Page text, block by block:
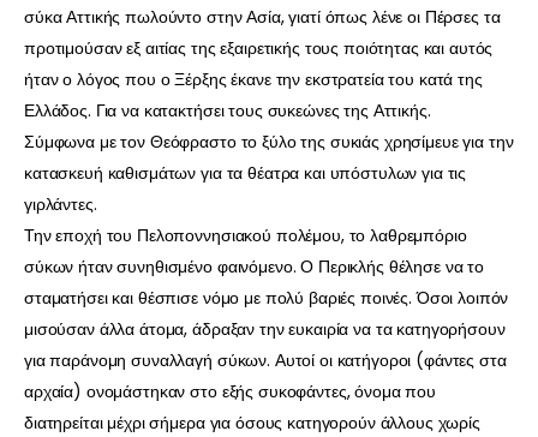
σύκα Αττικής πωλούντο στην Ασία, γιατί όπως λένε οι Πέρσες τα
προτιμούσαν εξ αιτίας της εξαιρετικής τους ποιότητας και αυτός
ήταν ο λόγος που ο Ξέρξης έκανε την εκστρατεία του κατά της
Ελλάδος. Για να κατακτήσει τους συκεώνες της Αττικής.
Σύμφωνα με τον Θεόφραστο το ξύλο της συκιάς χρησίμευε για την
κατασκευή καθισμάτων για τα θέατρα και υπόστυλων για τις
γιρλάντες.
Την εποχή του Πελοποννησιακού πολέμου, το λαθρεμπόριο
σύκων ήταν συνηθισμένο φαινόμενο. Ο Περικλής θέλησε να το
σταματήσει και θέσπισε νόμο με πολύ βαριές ποινές. Όσοι λοιπόν
μισούσαν άλλα άτομα, άδραξαν την ευκαιρία να τα κατηγορήσουν
για παράνομη συναλλαγή σύκων. Αυτοί οι κατήγοροι (φάντες στα
αρχαία) ονομάστηκαν στο εξής συκοφάντες, όνομα που
διατηρείται μέχρι σήμερα για όσους κατηγορούν άλλους χωρίς